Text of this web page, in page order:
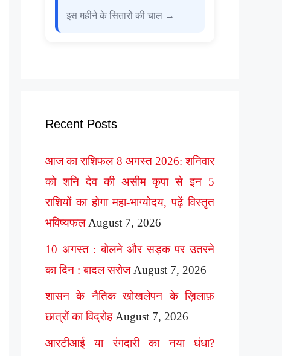
इस महीने के सितारों की चाल →
Recent Posts
आज का राशिफल 8 अगस्त 2026: शनिवार
को शनि देव की असीम कृपा से इन 5
राशियों का होगा महा-भाग्योदय, पढ़ें विस्तृत
भविष्यफल August 7, 2026
10 अगस्त : बोलने और सड़क पर उतरने
का दिन : बादल सरोज August 7, 2026
शासन के नैतिक खोखलेपन के ख़िलाफ़
छात्रों का विद्रोह August 7, 2026
आरटीआई या रंगदारी का नया धंधा?